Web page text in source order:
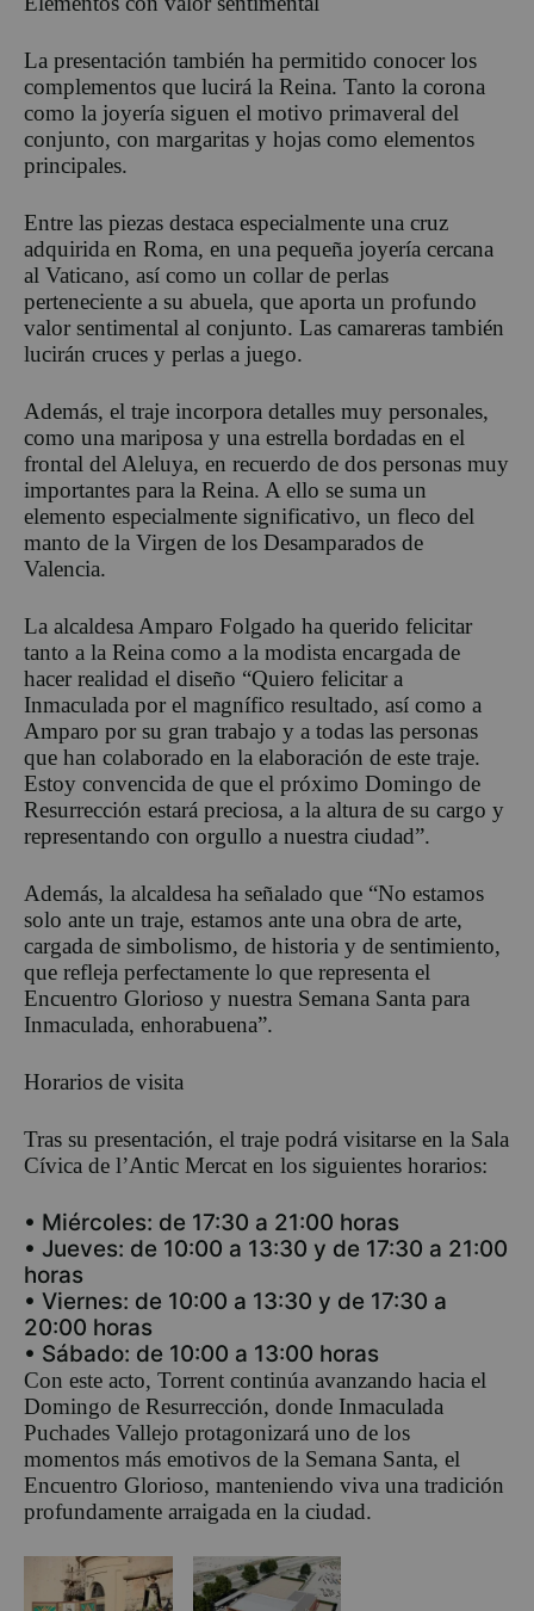
La presentación también ha permitido conocer los
complementos que lucirá la Reina. Tanto la corona
como la joyería siguen el motivo primaveral del
conjunto, con margaritas y hojas como elementos
principales.
Entre las piezas destaca especialmente una cruz
adquirida en Roma, en una pequeña joyería cercana
al Vaticano, así como un collar de perlas
perteneciente a su abuela, que aporta un profundo
valor sentimental al conjunto. Las camareras también
lucirán cruces y perlas a juego.
Además, el traje incorpora detalles muy personales,
como una mariposa y una estrella bordadas en el
frontal del Aleluya, en recuerdo de dos personas muy
importantes para la Reina. A ello se suma un
elemento especialmente significativo, un fleco del
manto de la Virgen de los Desamparados de
Valencia.
La alcaldesa Amparo Folgado ha querido felicitar
tanto a la Reina como a la modista encargada de
hacer realidad el diseño “Quiero felicitar a
Inmaculada por el magnífico resultado, así como a
Amparo por su gran trabajo y a todas las personas
que han colaborado en la elaboración de este traje.
Estoy convencida de que el próximo Domingo de
Resurrección estará preciosa, a la altura de su cargo y
representando con orgullo a nuestra ciudad”.
Además, la alcaldesa ha señalado que “No estamos
solo ante un traje, estamos ante una obra de arte,
cargada de simbolismo, de historia y de sentimiento,
que refleja perfectamente lo que representa el
Encuentro Glorioso y nuestra Semana Santa para
Inmaculada, enhorabuena”.
Horarios de visita
Tras su presentación, el traje podrá visitarse en la Sala
Cívica de l’Antic Mercat en los siguientes horarios:
• Miércoles: de 17:30 a 21:00 horas
• Jueves: de 10:00 a 13:30 y de 17:30 a 21:00
horas
• Viernes: de 10:00 a 13:30 y de 17:30 a
20:00 horas
• Sábado: de 10:00 a 13:00 horas
Con este acto, Torrent continúa avanzando hacia el
Domingo de Resurrección, donde Inmaculada
Puchades Vallejo protagonizará uno de los
momentos más emotivos de la Semana Santa, el
Encuentro Glorioso, manteniendo viva una tradición
profundamente arraigada en la ciudad.